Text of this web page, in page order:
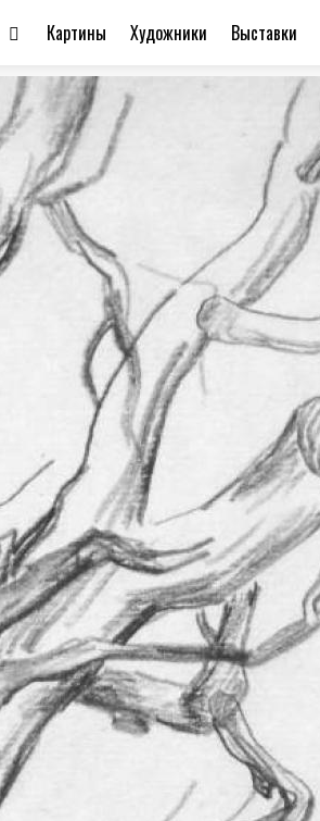
Выставки
Художники
Картины